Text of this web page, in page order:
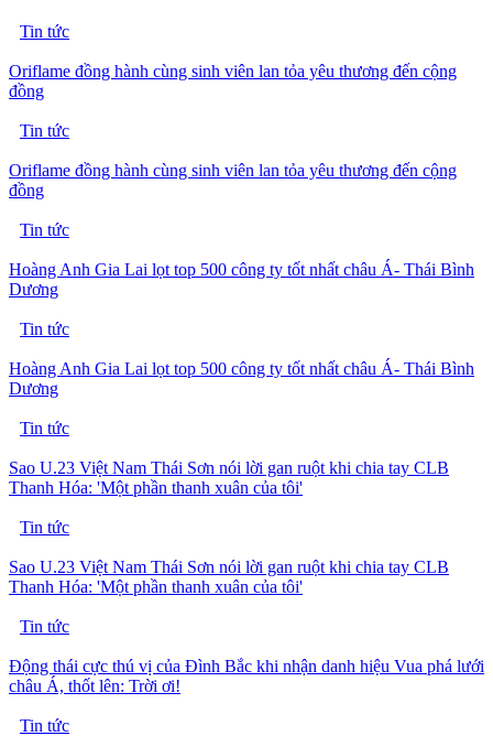
Tin tức
Oriflame đồng hành cùng sinh viên lan tỏa yêu thương đến cộng
đồng
Tin tức
Oriflame đồng hành cùng sinh viên lan tỏa yêu thương đến cộng
đồng
Tin tức
Hoàng Anh Gia Lai lọt top 500 công ty tốt nhất châu Á- Thái Bình
Dương
Tin tức
Hoàng Anh Gia Lai lọt top 500 công ty tốt nhất châu Á- Thái Bình
Dương
Tin tức
Sao U.23 Việt Nam Thái Sơn nói lời gan ruột khi chia tay CLB
Thanh Hóa: 'Một phần thanh xuân của tôi'
Tin tức
Sao U.23 Việt Nam Thái Sơn nói lời gan ruột khi chia tay CLB
Thanh Hóa: 'Một phần thanh xuân của tôi'
Tin tức
Động thái cực thú vị của Đình Bắc khi nhận danh hiệu Vua phá lưới
châu Á, thốt lên: Trời ơi!
Tin tức